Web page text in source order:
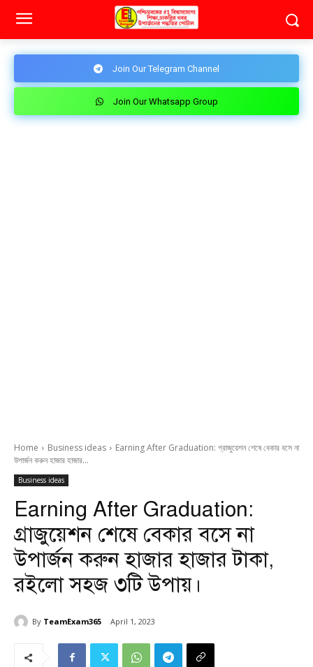
Join Our Telegram Channel
Join Our Whatsapp Group
Home Business ideas
Earning After Graduation: গ্রাজুয়েশন শেষে বেকার বসে না
উপার্জন করুন হাজার হাজার...
Business ideas
Earning After Graduation:
গ্রাজুয়েশন শেষে বেকার বসে না
উপার্জন করুন হাজার হাজার টাকা,
রইলো সহজ ৩টি উপায়।
By TeamExam365 April 1, 2023